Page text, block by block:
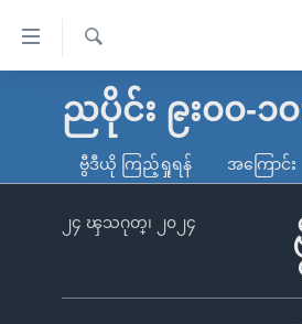
လွယ်ကူ
သည့်
မူလစာမျက်နှာ
ကမ္ဘာ့သတင်းများ
နိုင်ငံတကာ
တရုတ်
ရပ်ဝန်းတခု လမ်းတခု အလွန်
ရ
လာ
ညပိုင်း ၉း၀၀-၁၀
ဗွီဒီယို ကြည့်ရှုရန် အကြောင်း
၂၄ ၾသဂုတ္၊ ၂၀၂၄